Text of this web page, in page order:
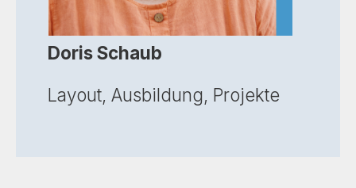
Doris Schaub
Layout, Ausbildung, Projekte